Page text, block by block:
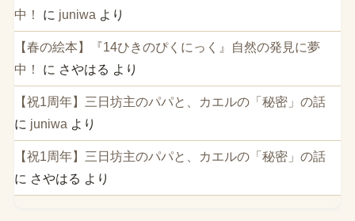
中！
に juniwa より
【春の絵本】『14ひきのぴくにっく』自然の発見に夢
中！
に さやはる より
【祝1周年】三日坊主のパパと、カエルの「秘密」の話
に juniwa より
【祝1周年】三日坊主のパパと、カエルの「秘密」の話
に さやはる より